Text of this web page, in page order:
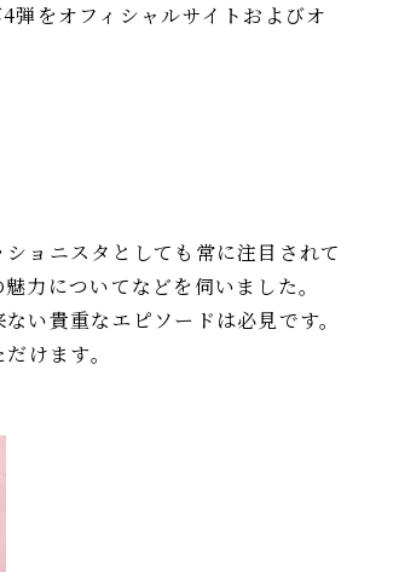
をオフィシャルサイトおよびオ
ョニスタとしても常に注目されて
力についてなどを伺いました。
い貴重なエピソードは必見です。
けます。